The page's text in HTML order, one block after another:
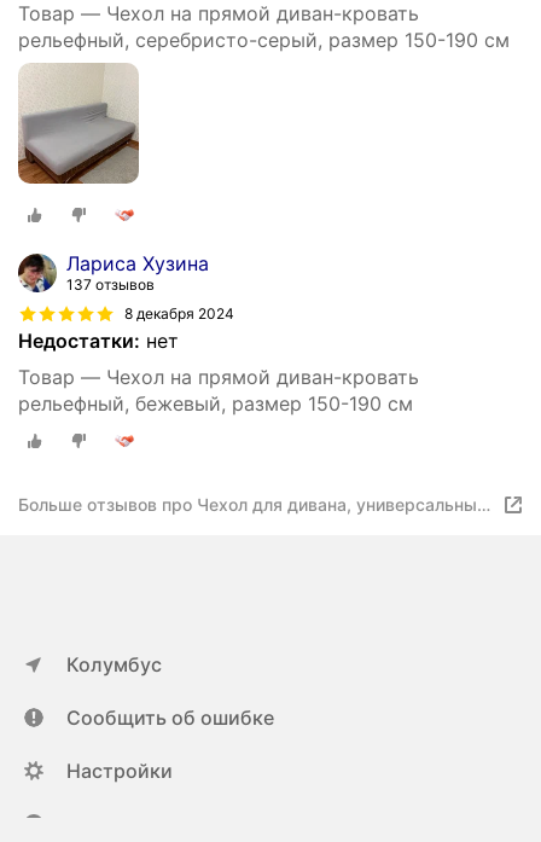
Товар — Чехол на прямой диван-кровать
рельефный, серебристо-серый, размер 150-190 см
Лариса Хузина
137 отзывов
8 декабря 2024
Недостатки: нет
Товар — Чехол на прямой диван-кровать
рельефный, бежевый, размер 150-190 см
Больше отзывов про Чехол для дивана, универсальный,
Колумбус
Сообщить об ошибке
Настройки